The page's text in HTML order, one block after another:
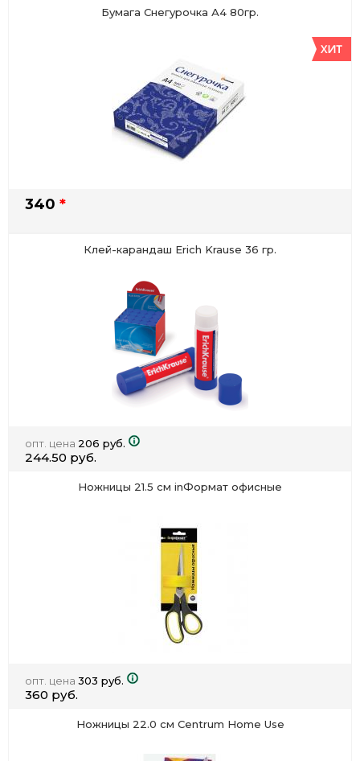
Бумага Снегурочка А4 80гр.
340 *
Клей-карандаш Erich Krause 36 гр.
опт. цена 206 руб.
244.50 руб.
Ножницы 21.5 см inФормат офисные
опт. цена 303 руб.
360 руб.
Ножницы 22.0 см Centrum Home Use